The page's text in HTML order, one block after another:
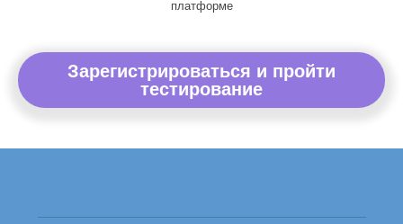
платформе
Зарегистрироваться и пройти
тестирование